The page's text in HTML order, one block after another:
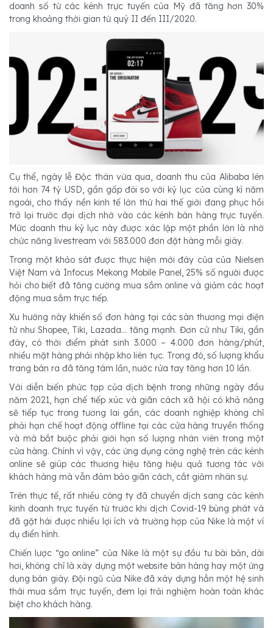
doanh số từ các kênh trực tuyến của Mỹ đã tăng hơn 30%
trong khoảng thời gian từ quý II đến III/2020.
Cụ thể, ngày lễ Độc thân vừa qua, doanh thu của Alibaba lên
tới hơn 74 tỷ USD, gần gấp đôi so với kỷ lục của cùng kì năm
ngoái, cho thấy nền kinh tế lớn thứ hai thế giới đang phục hồi
trở lại trước đại dịch nhờ vào các kênh bán hàng trực tuyến.
Mức doanh thu kỷ lục này được xác lập một phần lớn là nhờ
chức năng livestream với 583.000 đơn đặt hàng mỗi giây.
Trong một khảo sát được thực hiện mới đây của của Nielsen
Việt Nam và Infocus Mekong Mobile Panel, 25% số người được
hỏi cho biết đã tăng cường mua sắm online và giảm các hoạt
động mua sắm trực tiếp.
Xu hướng này khiến số đơn hàng tại các sàn thương mại điện
tử như Shopee, Tiki, Lazada… tăng mạnh. Đơn cử như Tiki, gần
đây, có thời điểm phát sinh 3.000 – 4.000 đơn hàng/phút,
nhiều mặt hàng phải nhập kho liên tục. Trong đó, số lượng khẩu
trang bán ra đã tăng tám lần, nước rửa tay tăng hơn 10 lần.
Với diễn biến phức tạp của dịch bệnh trong những ngày đầu
năm 2021, hạn chế tiếp xúc và giãn cách xã hội có khả năng
sẽ tiếp tục trong tương lai gần, các doanh nghiệp không chỉ
phải hạn chế hoạt động offline tại các cửa hàng truyền thống
và mà bắt buộc phải giới hạn số lượng nhân viên trong một
cửa hàng. Chính vì vậy, các ứng dụng công nghệ trên các kênh
online sẽ giúp các thương hiệu tăng hiệu quả tương tác với
khách hàng mà vẫn đảm bảo giãn cách, cắt giảm nhân sự.
Trên thực tế, rất nhiều công ty đã chuyển dịch sang các kênh
kinh doanh trực tuyến từ trước khi dịch Covid-19 bùng phát và
đã gặt hái được nhiều lợi ích và trường hợp của Nike là một ví
dụ điển hình.
Chiến lược “go online” của Nike là một sự đầu tư bài bản, dài
hơi, không chỉ là xây dựng một website bán hàng hay một ứng
dụng bán giày. Đội ngũ của Nike đã xây dựng hẳn một hệ sinh
thái mua sắm trực tuyến, đem lại trải nghiệm hoàn toàn khác
biệt cho khách hàng.